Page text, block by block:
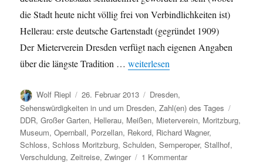
die Stadt heute nicht völlig frei von Verbindlichkeiten ist)
Hellerau: erste deutsche Gartenstadt (gegründet 1909)
Der Mieterverein Dresden verfügt nach eigenen Angaben
über die längste Tradition …„Weitere Dresdner Rekorde (III)“
weiterlesen
Autor
Wolf Riepl
Veröffentlicht
am
26. Februar 2013 Kategorien
Dresden,
Sehenswürdigkeiten in und um Dresden,Zahl(en) des Tages
DDR,Großer Garten, Hellerau, Meißen, Mieterverein, Moritzburg,
Museum,Opernball, Porzellan, Rekord, Richard Wagner,
Schloss,Schloss Moritzburg,Schulden,Semperoper,Stallhof,
Verschuldung,Zeitreise,Zwinger 1 Kommentarzu